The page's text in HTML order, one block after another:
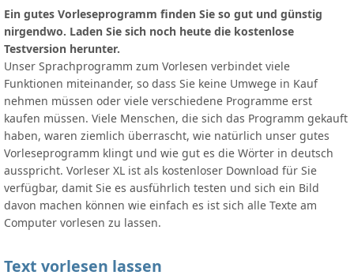
Ein gutes Vorleseprogramm finden Sie so gut und günstig
nirgendwo. Laden Sie sich noch heute die kostenlose
Testversion herunter.
Unser Sprachprogramm zum Vorlesen verbindet viele
Funktionen miteinander, so dass Sie keine Umwege in Kauf
nehmen müssen oder viele verschiedene Programme erst
kaufen müssen. Viele Menschen, die sich das Programm gekauft
haben, waren ziemlich überrascht, wie natürlich unser gutes
Vorleseprogramm klingt und wie gut es die Wörter in deutsch
ausspricht. Vorleser XL ist als kostenloser Download für Sie
verfügbar, damit Sie es ausführlich testen und sich ein Bild
davon machen können wie einfach es ist sich alle Texte am
Computer vorlesen zu lassen.
Text vorlesen lassen